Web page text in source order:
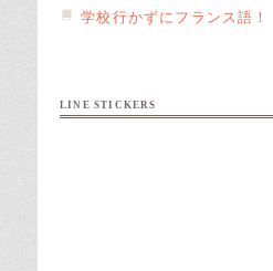
学校行かずにフランス語！
LINE STICKERS